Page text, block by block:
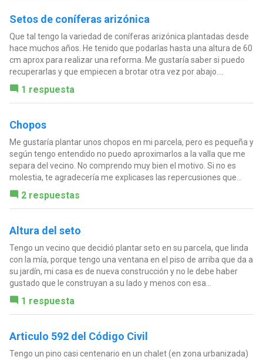
Setos de coníferas arizónica
Que tal tengo la variedad de coníferas arizónica plantadas desde
hace muchos años. He tenido que podarlas hasta una altura de 60
cm aprox para realizar una reforma. Me gustaría saber si puedo
recuperarlas y que empiecen a brotar otra vez por abajo....
1 respuesta
Chopos
Me gustaría plantar unos chopos en mi parcela, pero es pequeña y
según tengo entendido no puedo aproximarlos a la valla que me
separa del vecino. No comprendo muy bien el motivo. Si no es
molestia, te agradecería me explicases las repercusiones que...
2 respuestas
Altura del seto
Tengo un vecino que decidió plantar seto en su parcela, que linda
con la mía, porque tengo una ventana en el piso de arriba que da a
su jardín, mi casa es de nueva construcción y no le debe haber
gustado que le construyan a su lado y menos con esa...
1 respuesta
Articulo 592 del Código Civil
Tengo un pino casi centenario en un chalet (en zona urbanizada)